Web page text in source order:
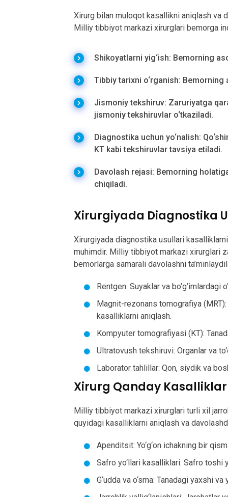
Xirurg bilan muloqot kasallikni aniqlash va
Milliy tibbiyot markazi xirurglari bemorga
Shikoyatlarni yig‘ish: Bemorning
Tibbiy tarixni o‘rganish:
Jismoniy tekshiruv: Zaruriyatga
jismoniy tekshiruvlar o‘tkaziladi.
Diagnostika uchun yo‘nalish:
KT kabi tekshiruvlar tavsiya etiladi.
Davolash rejasi: Bemorning
chiqiladi.
Xirurgiyada Diagnostika
Xirurgiyada diagnostika usullari
muhimdir. Milliy tibbiyot markazi xirurglari
bemorlarga samarali davolashni
Rentgen: Suyaklar va
Magnit-rezonans tomografiya
kasalliklarni aniqlash.
Kompyuter tomografiyasi (KT):
Ultratovush tekshiruvi: Organlar va
Laborator tahlillar: Qon, siydik va
Xirurg Qanday
Milliy tibbiyot markazi xirurglari turli xil
quyidagi kasalliklarni aniqlash va
Apenditsit: Yo‘g‘on ichakning bir
Safro yo‘llari kasalliklari: Safro
G‘udda va o‘sma: Tanadagi yaxshi